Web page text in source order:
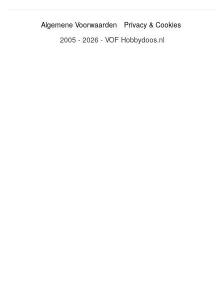
Algemene Voorwaarden
Privacy & Cookies
2005 - 2026 - VOF Hobbydoos.nl